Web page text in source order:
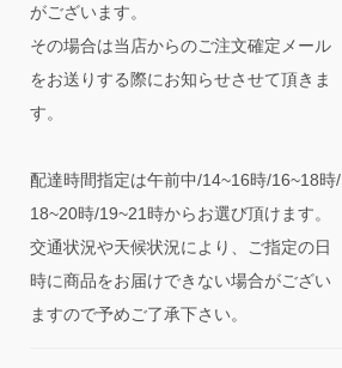
がございます。
その場合は当店からのご注文確定メール
をお送りする際にお知らせさせて頂きま
す。
配達時間指定は午前中/14~16時/16~18時/
18~20時/19~21時からお選び頂けます。
交通状況や天候状況により、ご指定の日
時に商品をお届けできない場合がござい
ますので予めご了承下さい。